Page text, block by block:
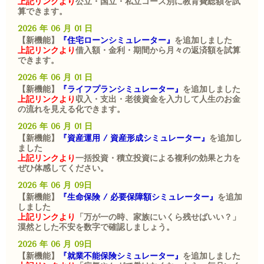
算できます。
2026 年 06 月 01 日
【新機能】
『住宅ローンシミュレーター』 を追加しました
上記リンクより借入額・金利・期間から月々の返済額を試算
できます。
2026 年 06 月 01 日
【新機能】
『ライフプランシミュレーター』 を追加しました
上記リンクより 収入・支出・老後資金を入力して人生のお金
の流れを見える化できます。
2026 年 06 月 01 日
【新機能】
『資産運用 / 資産形成シミュレーター』 を追加し
ました
上記リンクより一括投資・積立投資による複利の効果と力を
ぜひ体感してください。
2026 年 06 月 09日
【新機能】
『生命保険 / 必要保障額シミュレーター』 を追加
しました
上記リンクより
「万が一の時、家族にいくら残せばいい？」
漠然とした不安を数字で確認しましょう。
2026 年 06 月 09日
【新機能】
『就業不能保険シミュレーター』 を追加しました